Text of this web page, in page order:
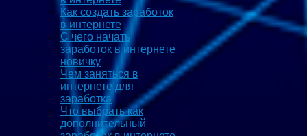
Как создать заработок
в интернете
С чего начать
заработок в интернете
новичку
Чем заняться в
интернете для
заработка
Что выбрать как
дополнительный